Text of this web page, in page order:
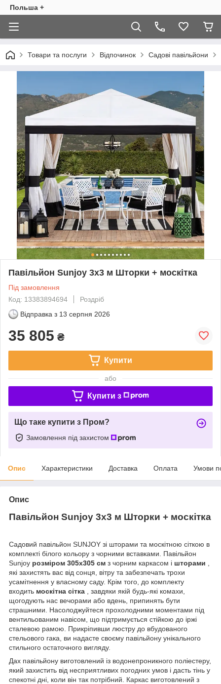
Польша +
Товари та послуги Відпочинок Садові павільйони
Павільйон Sunjoy 3х3 м Шторки + москітка
Під замовлення
Код: 13383894694
Роздріб
Відправка з 13 серпня 2026
35 805 ₴
Купити
або
Купити з
Що таке купити з Пром?
Замовлення під захистом
Опис Характеристики Доставка Оплата Умови
Опис
Павільйон Sunjoy 3х3 м Шторки + москітка
Садовий павільйон SUNJOY зі шторами та москітною сіткою в
комплекті білого кольору з чорними вставками. Павільйон
Sunjoy розміром 305x305 см з чорним каркасом і шторами
які захистять вас від сонця, вітру та забезпечать трохи
усамітнення у власному саду. Крім того, до комплекту
входить москітна сітка , завдяки якій будь-які комахи,
щогодують нас вечорами або вдень, припинять бути
страшними. Насолоджуйтеся прохолодними моментами під
вентильованим навісом, що підтримується стійкою до іржі
сталевою рамою. Прикріпивши люстру до вбудованого
стельового гака, ви надасте своєму павільйону унікального
стильного остаточного вигляду.
Дах павільйону виготовлений із водонепроникного поліестеру,
який захистить від несприятливих погодних умов і дасть тінь у
спекотні дні, коли він так потрібний. Каркас виготовлений з